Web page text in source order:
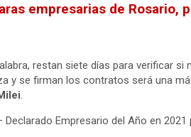
empresarias de Rosario,
restan siete días para verificar si
y se firman los contratos será una
.
Declarado Empresario del Año en